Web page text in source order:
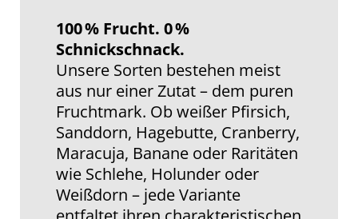
100 % Frucht. 0 %
Schnickschnack.
Unsere Sorten bestehen meist
aus nur einer Zutat – dem puren
Fruchtmark. Ob weißer Pfirsich,
Sanddorn, Hagebutte, Cranberry,
Maracuja, Banane oder Raritäten
wie Schlehe, Holunder oder
Weißdorn – jede Variante